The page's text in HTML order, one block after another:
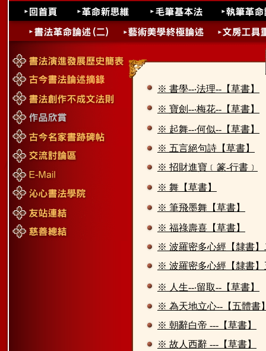
※ 書學--‧法理--【草書】
※ 寶劍--‧梅花--【草書】
※ 起舞--‧何似--【草書】
※ 五言絕句詩【草書】
※ 招財進寶﹝篆-行書﹞
※ 舞【草書】
※ 筆飛墨舞【草書】
※ 福祿壽喜【草書】
※ 波羅密多心經【隸書】
※ 波羅密多心經【隸書】
※ 人生--‧留取--【草書】
※ 為天地立心--【五體書
※ 朝辭白帝 ---【草書】
※ 故人西辭 ---【草書】